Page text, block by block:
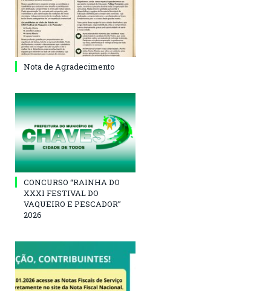
Nota de Agradecimento
CONCURSO “RAINHA DO
XXXI FESTIVAL DO
VAQUEIRO E PESCADOR”
2026